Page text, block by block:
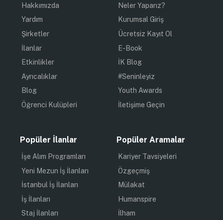
Hakkımızda
Yardım
Şirketler
İlanlar
Etkinlikler
Ayrıcalıklar
Blog
Öğrenci Kulüpleri
Neler Yaparız?
Kurumsal Giriş
Ücretsiz Kayıt Ol
E-Book
İK Blog
#Seninleyiz
Youth Awards
İletişime Geçin
Popüler İlanlar
İşe Alım Programları
Yeni Mezun İş İlanları
İstanbul İş İlanları
İş İlanları
Staj İlanları
Popüler Aramalar
Kariyer Tavsiyeleri
Özgeçmiş
Mülakat
Humanspire
İlham